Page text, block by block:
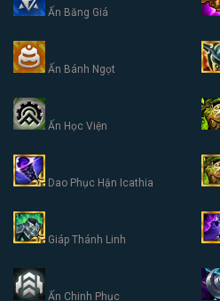
Ấn Băng Giá
Ấn Bánh Ngọt
Ấn Học Viện
Dao Phục Hận Icathia
Giáp Thánh Linh
Ấn Chinh Phục